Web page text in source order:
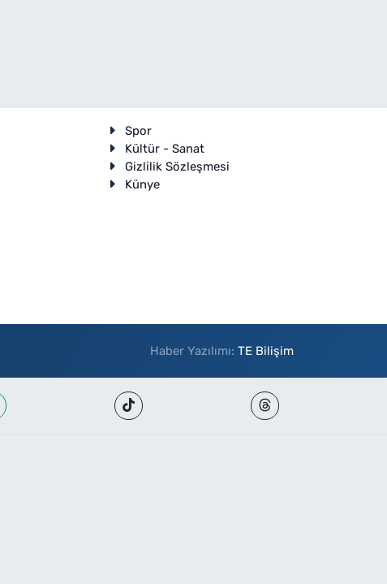
Spor
Kültür - Sanat
Gizlilik Sözleşmesi
Künye
Haber Yazılımı:TE Bilişim